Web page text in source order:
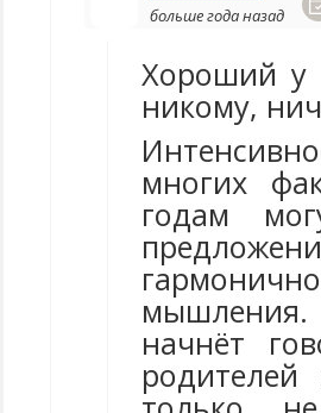
больше года назад
Хороший у
никому,
многих
годам
начнёт